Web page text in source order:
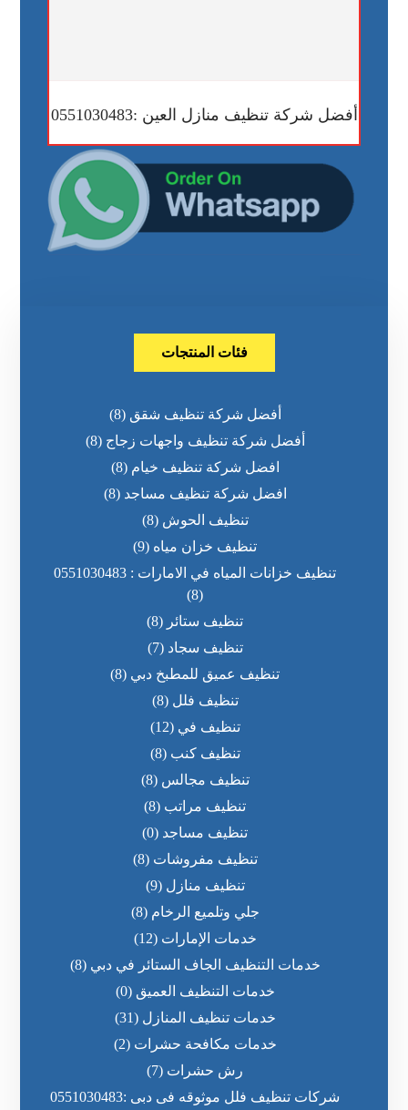
أفضل شركة تنظيف منازل العين :0551030483
فئات المنتجات
أفضل شركة تنظيف شقق (8)
أفضل شركة تنظيف واجهات زجاج (8)
افضل شركة تنظيف خيام (8)
افضل شركة تنظيف مساجد (8)
تنظيف الحوش (8)
تنظيف خزان مياه (9)
تنظيف خزانات المياه في الامارات : 0551030483
(8)
تنظيف ستائر (8)
تنظيف سجاد (7)
تنظيف عميق للمطبخ دبي (8)
تنظيف فلل (8)
تنظيف في (12)
تنظيف كنب (8)
تنظيف مجالس (8)
تنظيف مراتب (8)
تنظيف مساجد (0)
تنظيف مفروشات (8)
تنظيف منازل (9)
جلي وتلميع الرخام (8)
خدمات الإمارات (12)
خدمات التنظيف الجاف الستائر في دبي (8)
خدمات التنظيف العميق (0)
خدمات تنظيف المنازل (31)
خدمات مكافحة حشرات (2)
رش حشرات (7)
شركات تنظيف فلل موثوقه فى دبى :0551030483